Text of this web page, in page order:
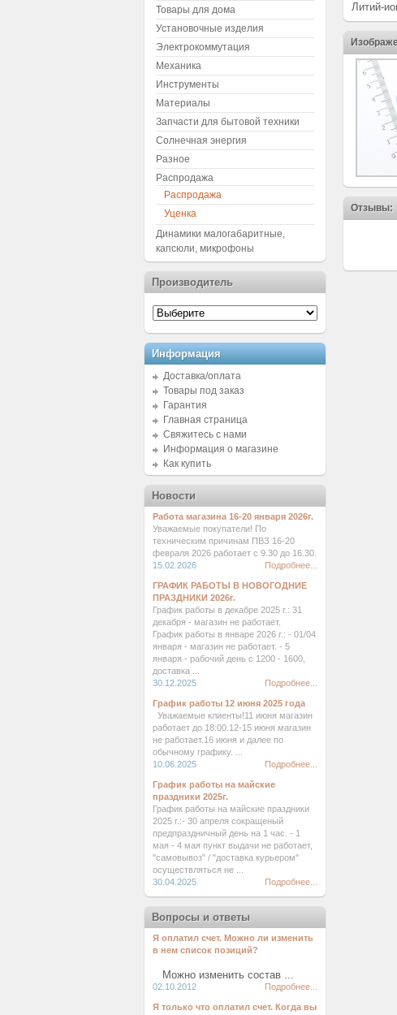
Литий-
Отзывы:
Товары для дома
Установочные изделия
Электрокоммутация
Механика
Инструменты
Материалы
Запчасти для бытовой техники
Солнечная энергия
Разное
Распродажа
Распродажа
Уценка
Динамики малогабаритные,
капсюли, микрофоны
Производитель
Информация
Доставка/оплата
Товары под заказ
Гарантия
Главная страница
Свяжитесь с нами
Информация о магазине
Как купить
Новости
Работа магазина 16-20 января 2026г.
Уважаемые покупатели! По
техническим причинам ПВЗ 16-20
февраля 2026 работает с 9.30 до 16.30.
15.02.2026
Подробнее...
ГРАФИК РАБОТЫ В НОВОГОДНИЕ
ПРАЗДНИКИ 2026г.
График работы в декабре 2025 г.: 31
декабря - магазин не работает.
График работы в январе 2026 г.: - 01/04
января - магазин не работает. - 5
января - рабочий день с 1200 - 1600,
доставка ...
30.12.2025
Подробнее...
График работы 12 июня 2025 года
Уважаемые клиенты!11 июня магазин
работает до 18:00.12-15 июня магазин
не работает.16 июня и далее по
обычному графику. ...
10.06.2025
Подробнее...
График работы на майские
праздники 2025г.
График работы на майские праздники
2025 г.:- 30 апреля сокращеный
предпраздничный день на 1 час. - 1
мая - 4 мая пункт выдачи не работает,
"самовывоз" / "доставка курьером"
осуществляться не ...
30.04.2025
Подробнее...
Вопросы и ответы
Я оплатил счет. Можно ли изменить
в нем список позиций?
Можно изменить состав ...
02.10.2012 Подробнее...
Я только что оплатил счет. Когда вы